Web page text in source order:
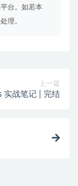
台。如若本
理。
上一篇
实战笔记 | 完结